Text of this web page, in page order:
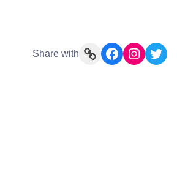
Share with Link Facebook Instagram Twitter